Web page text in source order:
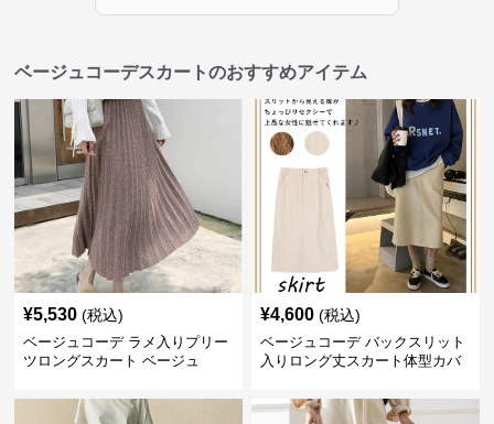
ベージュコーデスカートのおすすめアイテム
¥5,530 (税込)
ベージュコーデ ラメ入りプリー
ツロングスカート ベージュ
¥4,600 (税込)
ベージュコーデ バックスリット
入りロング丈スカート体型カバ